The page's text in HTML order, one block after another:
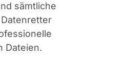
sämtliche
Dateien.